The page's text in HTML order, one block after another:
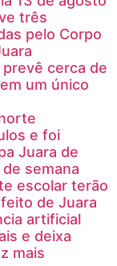
três
pelo Corpo
cerca de
um único
e foi
Juara de
semana
escolar terão
de Juara
artificial
e deixa
mais